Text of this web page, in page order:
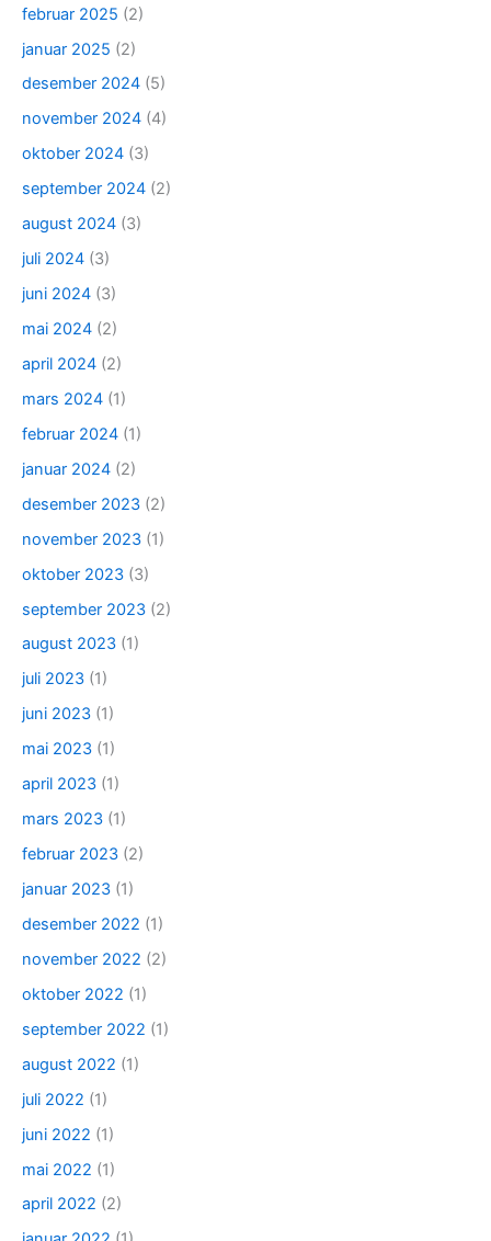
februar 2025 (2)
januar 2025 (2)
desember 2024 (5)
november 2024 (4)
oktober 2024 (3)
september 2024 (2)
august 2024 (3)
juli 2024 (3)
juni 2024 (3)
mai 2024 (2)
april 2024 (2)
mars 2024 (1)
februar 2024 (1)
januar 2024 (2)
desember 2023 (2)
november 2023 (1)
oktober 2023 (3)
september 2023 (2)
august 2023 (1)
juli 2023 (1)
juni 2023 (1)
mai 2023 (1)
april 2023 (1)
mars 2023 (1)
februar 2023 (2)
januar 2023 (1)
desember 2022 (1)
november 2022 (2)
oktober 2022 (1)
september 2022 (1)
august 2022 (1)
juli 2022 (1)
juni 2022 (1)
mai 2022 (1)
april 2022 (2)